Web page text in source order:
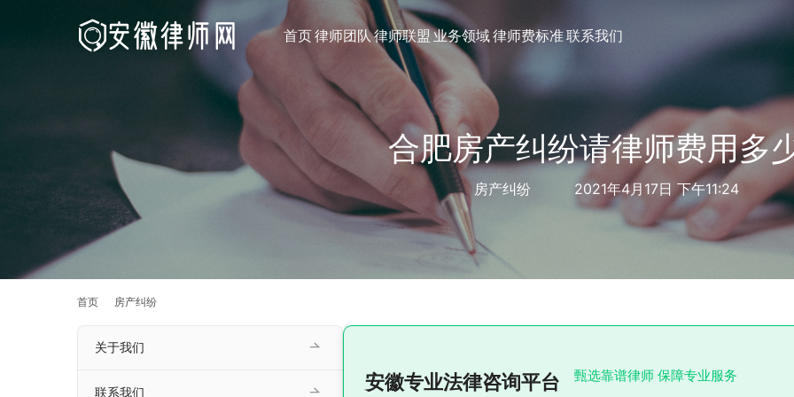
首页律师团队律师联盟业务领域律师费标准联系我们
合肥房产纠纷请律师费用多
房产纠纷 2021年4月17日 下午11:24
首页 房产纠纷
安徽专业法律咨询平台 甄选靠谱律师 保障专业服务
关于我们
联系我们